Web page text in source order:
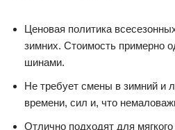
Ценовая политика
зимних. Стоимость примерно
шинами.
Не требует смены в зимний и
времени, сил и, что
Отлично подходят для